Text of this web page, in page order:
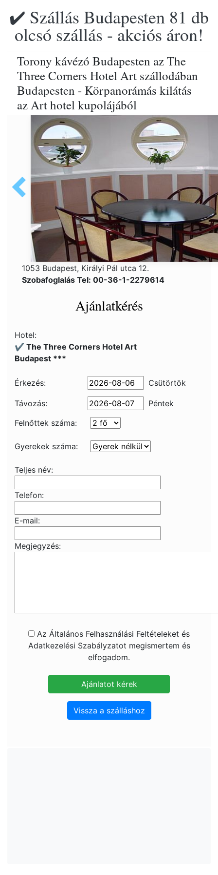
✔️ Szállás Budapesten 81 db
olcsó szállás - akciós áron!
Torony kávézó Budapesten az The
Three Corners Hotel Art szállodában
Budapesten - Körpanorámás kilátás
az Art hotel kupolájából
1053 Budapest, Királyi Pál utca 12.
Szobafoglalás Tel: 00-36-1-2279614
Ajánlatkérés
Hotel:
✔️ The Three Corners Hotel Art
Budapest ***
Érkezés: Csütörtök
Távozás:
Péntek
Felnőttek száma:
Gyerekek száma:
Teljes név:
Telefon:
E-mail:
Megjegyzés:
Az Általános Felhasználási Feltételeket és
Adatkezelési Szabályzatot megismertem és
elfogadom.
Vissza a szálláshoz